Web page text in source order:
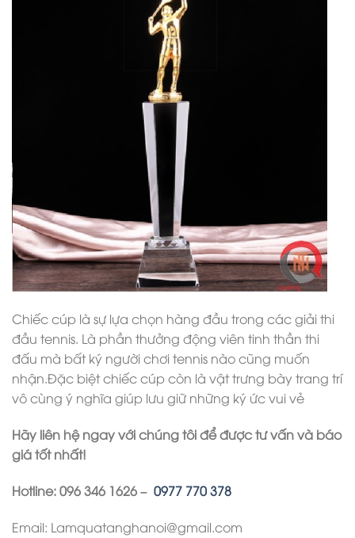
Chiếc cúp là sự lựa chọn hàng đầu trong các giải thi
đầu tennis. Là phần thưởng động viên tinh thần thi
đấu mà bất ký người chơi tennis nào cũng muốn
nhận.Đặc biệt chiếc cúp còn là vật trưng bày trang trí
vô cùng ý nghĩa giúp lưu giữ những ký ức vui vẻ
Hãy liên hệ ngay với chúng tôi để được tư vấn và báo
giá tốt nhất!
Hotline: 096 346 1626 – 0977 770 378
Email: Lamquatanghanoi@gmail.com